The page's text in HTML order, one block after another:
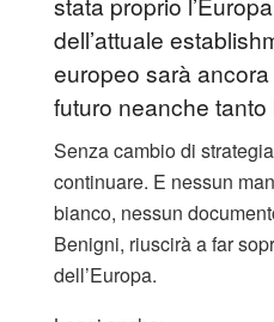
dell’attuale
europeo sarà
futuro neanche tanto
Senza cambio di
continuare. E nessun
bianco, nessun
Benigni, riuscirà a far
dell’Europa.